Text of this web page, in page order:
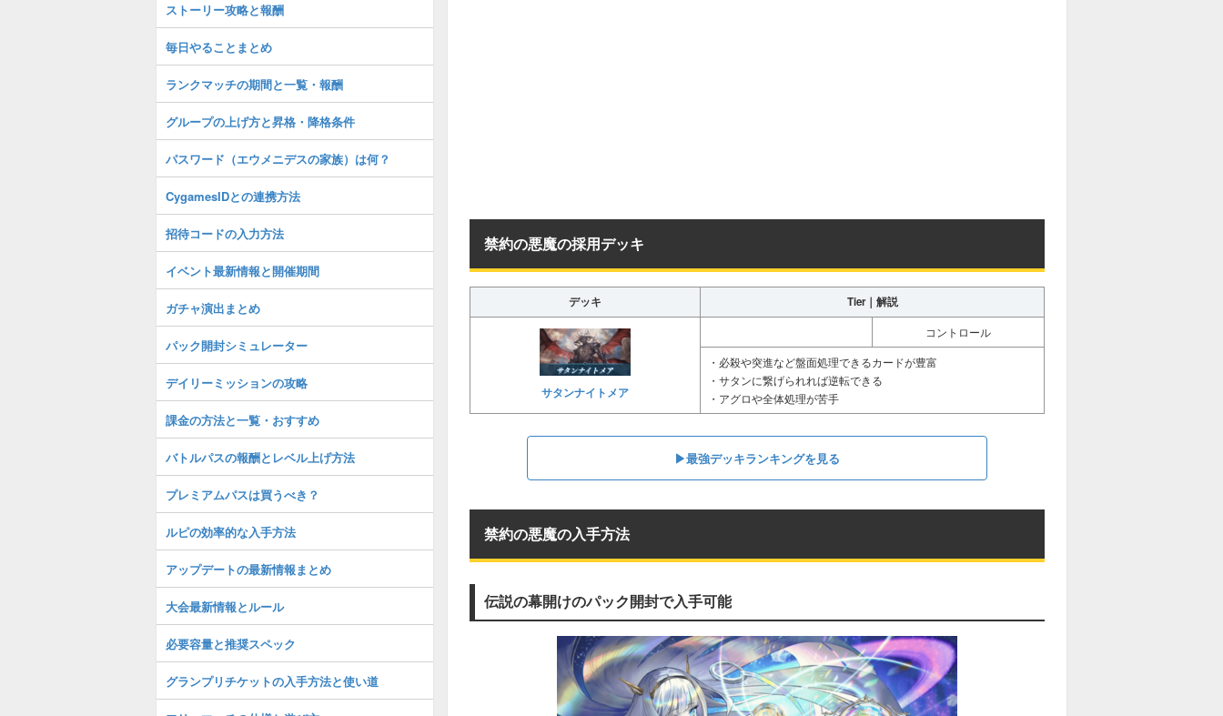
禁約の悪魔の採用デッキ
デッキ Tier｜解説
サタンナイトメア
コントロール
・必殺や突進など盤面処理できるカードが豊富
・サタンに繋げられれば逆転できる
・アグロや全体処理が苦手
▶︎最強デッキランキングを見る
禁約の悪魔の入手方法
伝説の幕開けのパック開封で入手可能
ストーリー攻略と報酬
毎日やることまとめ
ランクマッチの期間と一覧・報酬
グループの上げ方と昇格・降格条件
パスワード（エウメニデスの家族）は何？
CygamesIDとの連携方法
招待コードの入力方法
イベント最新情報と開催期間
ガチャ演出まとめ
パック開封シミュレーター
デイリーミッションの攻略
課金の方法と一覧・おすすめ
バトルパスの報酬とレベル上げ方法
プレミアムパスは買うべき？
ルピの効率的な入手方法
アップデートの最新情報まとめ
大会最新情報とルール
必要容量と推奨スペック
グランプリチケットの入手方法と使い道